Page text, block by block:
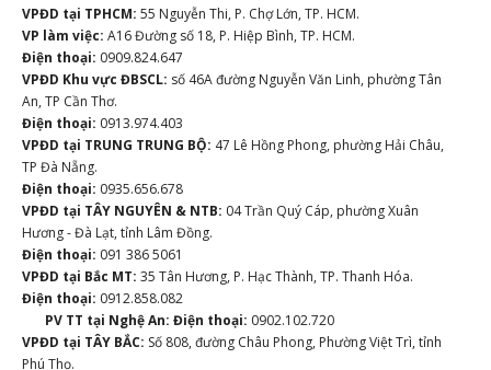
VPĐD tại TPHCM: 55 Nguyễn Thi, P. Chợ Lớn, TP. HCM.
VP làm việc: A16 Đường số 18, P. Hiệp Bình, TP. HCM.
Điện thoại: 0909.824.647
VPĐD Khu vực ĐBSCL: số 46A đường Nguyễn Văn Linh, phường Tân
An, TP Cần Thơ.
Điện thoại: 0913.974.403
VPĐD tại TRUNG TRUNG BỘ: 47 Lê Hồng Phong, phường Hải Châu,
TP Đà Nẵng.
Điện thoại: 0935.656.678
VPĐD tại TÂY NGUYÊN & NTB: 04 Trần Quý Cáp, phường Xuân
Hương - Đà Lạt, tỉnh Lâm Đồng.
Điện thoại: 091 386 5061
VPĐD tại Bắc MT: 35 Tân Hương, P. Hạc Thành, TP. Thanh Hóa.
Điện thoại: 0912.858.082
PV TT tại Nghệ An: Điện thoại: 0902.102.720
VPĐD tại TÂY BẮC: Số 808, đường Châu Phong, Phường Việt Trì, tỉnh
Phú Thọ.